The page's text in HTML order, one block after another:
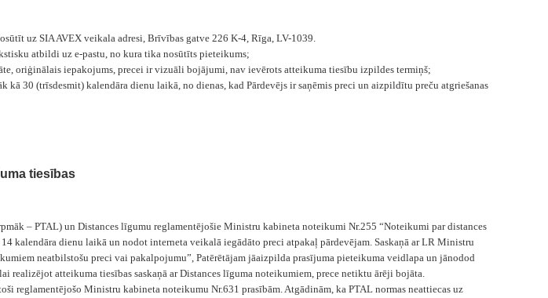
uz SIA AVEX veikala adresi, Brīvības gatve 226 K-4, Rīga, LV-1039.
atbildi uz e-pastu, no kura tika nosūtīts pieteikums;
oriģinālais iepakojums, precei ir vizuāli bojājumi, nav ievērots atteikuma tiesību izpildes termiņš;
30 (trīsdesmit) kalendāra dienu laikā, no dienas, kad Pārdevējs ir saņēmis preci un aizpildītu preču atgriešanas
tiesības
– PTAL) un Distances līgumu reglamentējošie Ministru kabineta noteikumi Nr.255 “Noteikumi par distances
kalendāra dienu laikā un nodot interneta veikalā iegādāto preci atpakaļ pārdevējam. Saskaņā ar LR Ministru
neatbilstošu preci vai pakalpojumu”, Patērētājam jāaizpilda prasījuma pieteikuma veidlapa un jānodod
atteikuma tiesības saskaņā ar Distances līguma noteikumiem, prece netiktu ārēji bojāta.
reglamentējošo Ministru kabineta noteikumu Nr.631 prasībām. Atgādinām, ka PTAL normas neattiecas uz